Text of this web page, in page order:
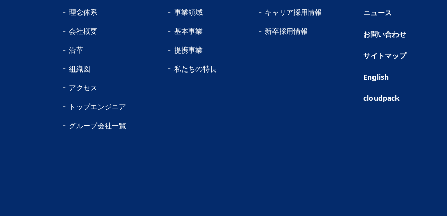
理念体系
会社概要
沿革
組織図
アクセス
トップエンジニア
グループ会社一覧
事業領域
基本事業
提携事業
私たちの特長
キャリア採用情報
新卒採用情報
ニュース
お問い合わせ
サイトマップ
English
cloudpack